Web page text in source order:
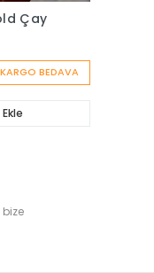
KARGO BEDAVA
Çay
bize